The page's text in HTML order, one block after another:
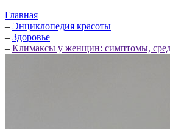
Главная
– Энциклопедия красоты
– Здоровье
– Климаксы у женщин: симптомы,